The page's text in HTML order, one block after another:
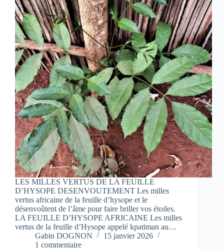
LES MILLES VERTUS DE LA FEUILLE
D’HYSOPE DESENVOUTEMENT Les milles
vertus africaine de la feuille d’hysope et le
désenvoûtent de l’âme pour faire briller vos étoiles.
LA FEUILLE D’HYSOPE AFRICAINE Les milles
vertus de la feuille d’Hysope appelé kpatiman au…
Gabin DOGNON
15 janvier 2026
1 commentaire